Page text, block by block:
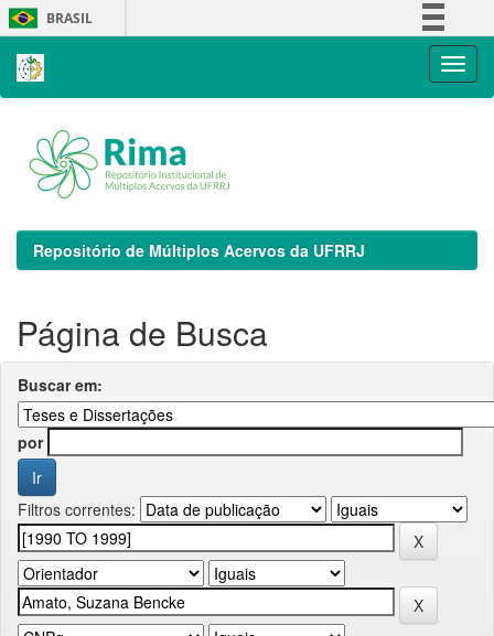
Skip
navigation
BRASIL
Repositório de Múltiplos Acervos da UFRRJ
Página de Busca
Buscar em:
por
Filtros correntes: